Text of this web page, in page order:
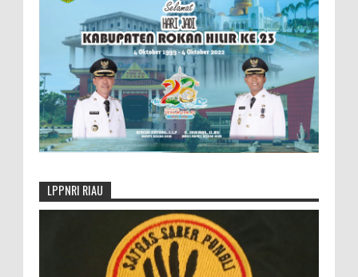
LPPNRI RIAU